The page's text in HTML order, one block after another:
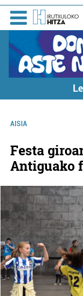
AISIA
Festa
Antiguako